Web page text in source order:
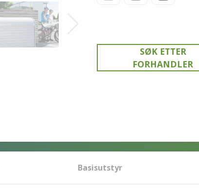
SØK ETTER
FORHANDLER
Basisutstyr